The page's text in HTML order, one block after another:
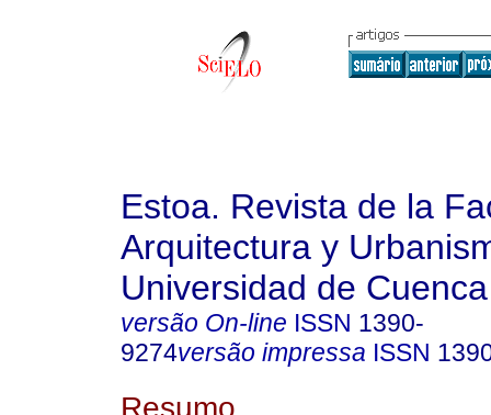
Estoa. Revista de la
Arquitectura y
Universidad de Cuenca
versão On-line ISSN 1390-
9274versão impressa ISSN
Resumo